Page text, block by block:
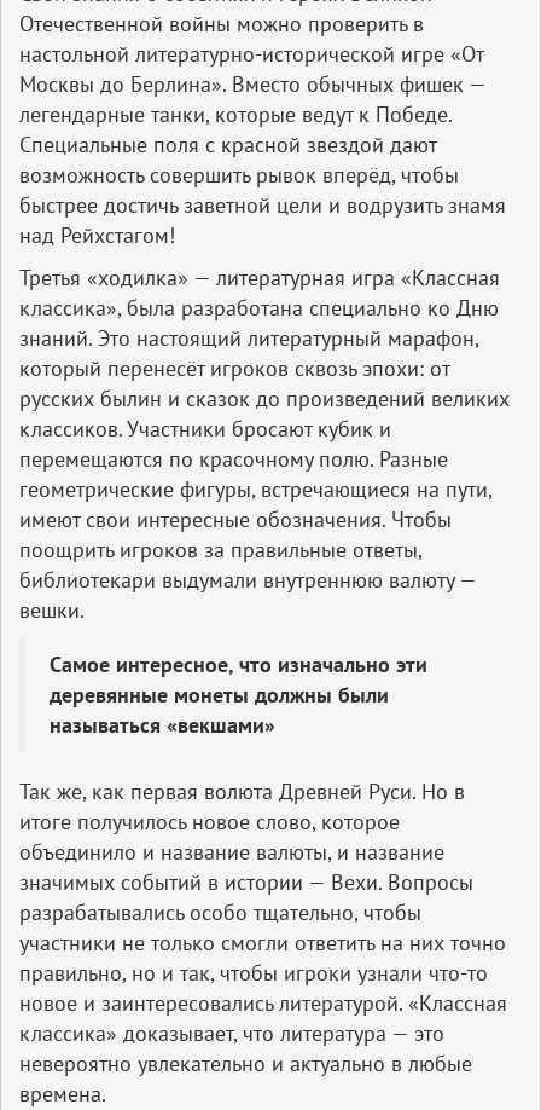
Отечественной войны можно проверить в
настольной литературно-исторической игре «От
Москвы до Берлина». Вместо обычных фишек —
легендарные танки, которые ведут к Победе.
Специальные поля с красной звездой дают
возможность совершить рывок вперёд, чтобы
быстрее достичь заветной цели и водрузить знамя
над Рейхстагом!
Третья «ходилка» — литературная игра «Классная
классика», была разработана специально ко Дню
знаний. Это настоящий литературный марафон,
который перенесёт игроков сквозь эпохи: от
русских былин и сказок до произведений великих
классиков. Участники бросают кубик и
перемещаются по красочному полю. Разные
геометрические фигуры, встречающиеся на пути,
имеют свои интересные обозначения. Чтобы
поощрить игроков за правильные ответы,
библиотекари выдумали внутреннюю валюту —
вешки.
Самое интересное, что изначально эти
деревянные монеты должны были
называться «векшами»
Так же, как первая волюта Древней Руси. Но в
итоге получилось новое слово, которое
объединило и название валюты, и название
значимых событий в истории — Вехи. Вопросы
разрабатывались особо тщательно, чтобы
участники не только смогли ответить на них точно
правильно, но и так, чтобы игроки узнали что-то
новое и заинтересовались литературой. «Классная
классика» доказывает, что литература — это
невероятно увлекательно и актуально в любые
времена.